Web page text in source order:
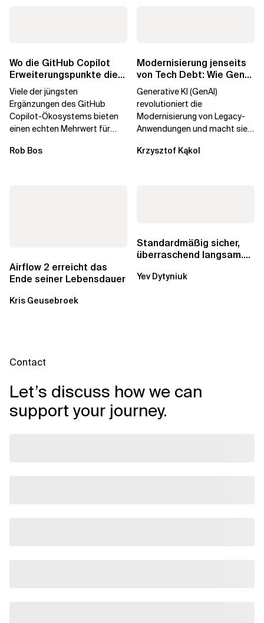
Wo die GitHub Copilot
Erweiterungspunkte die
Governance brechen
Viele der jüngsten
Ergänzungen des GitHub
Copilot-Ökosystems bieten
einen echten Mehrwert für
aber auch die...
Rob Bos
Modernisierung jenseits
von Tech Debt: Wie GenAI
die
Generative KI (GenAI)
revolutioniert die
Modernisierung von Legacy-
Anwendungen und macht sie
Durch die Automatisierung...
Krzysztof Kąkol
Airflow 2 erreicht das
Ende seiner Lebensdauer
Kris Geusebroek
Standardmäßig sicher,
überraschend langsam.
über die RDS...
Yev Dytyniuk
Contact
Let’s discuss how we can
support your journey.